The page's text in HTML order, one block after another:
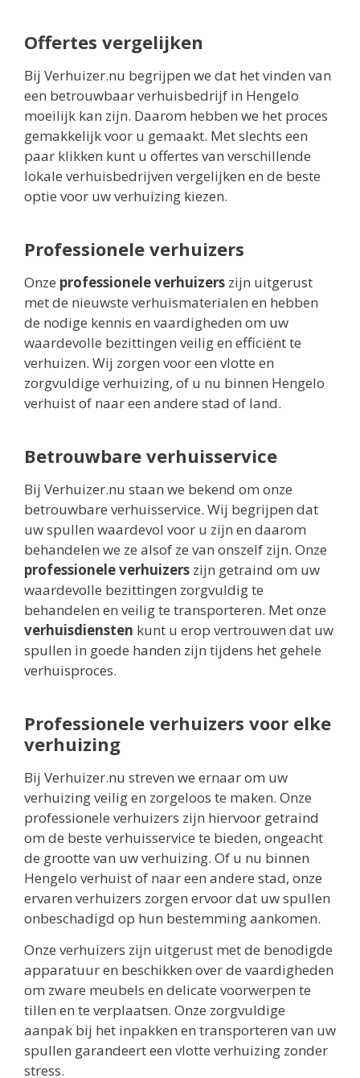
Offertes vergelijken
Bij Verhuizer.nu begrijpen we dat het vinden van
een betrouwbaar verhuisbedrijf in Hengelo
moeilijk kan zijn. Daarom hebben we het proces
gemakkelijk voor u gemaakt. Met slechts een
paar klikken kunt u offertes van verschillende
lokale verhuisbedrijven vergelijken en de beste
optie voor uw verhuizing kiezen.
Professionele verhuizers
Onze professionele verhuizers zijn uitgerust
met de nieuwste verhuismaterialen en hebben
de nodige kennis en vaardigheden om uw
waardevolle bezittingen veilig en efficiënt te
verhuizen. Wij zorgen voor een vlotte en
zorgvuldige verhuizing, of u nu binnen Hengelo
verhuist of naar een andere stad of land.
Betrouwbare verhuisservice
Bij Verhuizer.nu staan we bekend om onze
betrouwbare verhuisservice. Wij begrijpen dat
uw spullen waardevol voor u zijn en daarom
behandelen we ze alsof ze van onszelf zijn. Onze
professionele verhuizers zijn getraind om uw
waardevolle bezittingen zorgvuldig te
behandelen en veilig te transporteren. Met onze
verhuisdiensten kunt u erop vertrouwen dat uw
spullen in goede handen zijn tijdens het gehele
verhuisproces.
Professionele verhuizers voor elke
verhuizing
Bij Verhuizer.nu streven we ernaar om uw
verhuizing veilig en zorgeloos te maken. Onze
professionele verhuizers zijn hiervoor getraind
om de beste verhuisservice te bieden, ongeacht
de grootte van uw verhuizing. Of u nu binnen
Hengelo verhuist of naar een andere stad, onze
ervaren verhuizers zorgen ervoor dat uw spullen
onbeschadigd op hun bestemming aankomen.
Onze verhuizers zijn uitgerust met de benodigde
apparatuur en beschikken over de vaardigheden
om zware meubels en delicate voorwerpen te
tillen en te verplaatsen. Onze zorgvuldige
aanpak bij het inpakken en transporteren van uw
spullen garandeert een vlotte verhuizing zonder
stress.